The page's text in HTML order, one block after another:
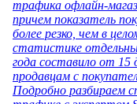
трафика офлайн-
причем показатель
более резко, чем в
статистике
года составило от
продавцам с
Подробно разбираем